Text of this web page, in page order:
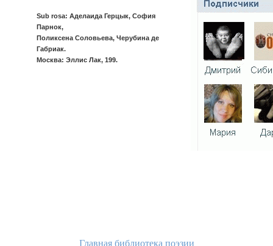
Sub rosa: Аделаида Герцык, София
Парнок,
Поликсена Соловьева, Черубина де
Габриак.
Москва: Эллис Лак, 199.
Главная библиотека поэзии